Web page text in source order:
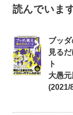
読んでいま
ブッダ
見る
ト
大愚
(2021/